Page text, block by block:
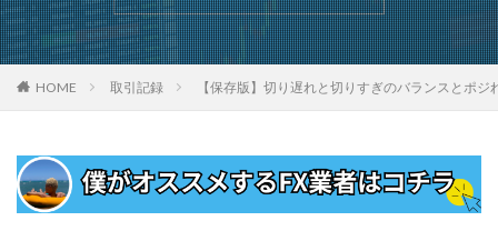
HOME 取引記録 【保存版】切り遅れと切りすぎのバランスとポ